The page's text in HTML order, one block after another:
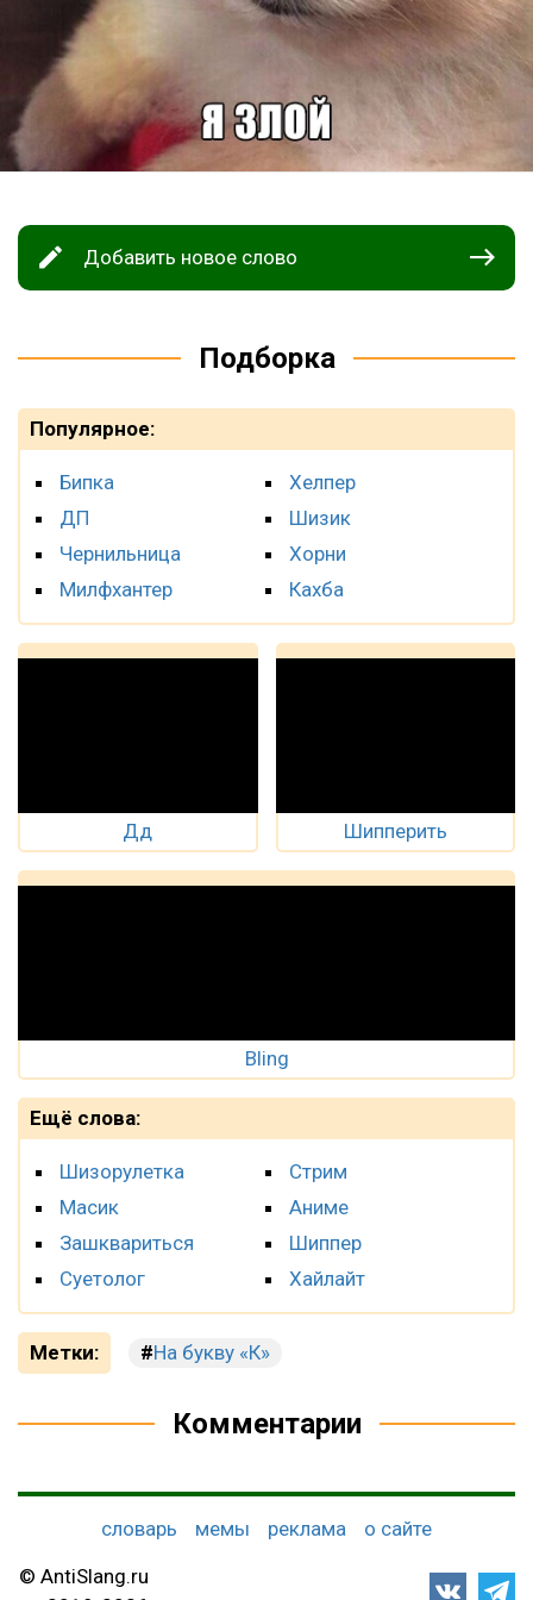
Добавить новое слово
Подборка
Популярное:
Бипка
ДП
Чернильница
Милфхантер
Хелпер
Шизик
Хорни
Кахба
Дд Шипперить
Bling
Ещё слова:
Шизорулетка
Масик
Зашквариться
Суетолог
Стрим
Аниме
Шиппер
Хайлайт
Метки: На букву «К»
Комментарии
© AntiSlang.ru
словарь мемы реклама о сайте